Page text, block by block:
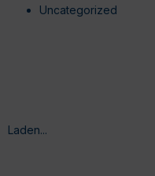
Uncategorized
Laden...